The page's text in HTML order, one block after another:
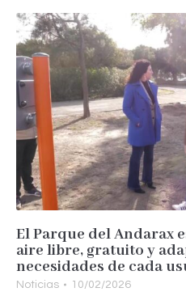
El Parque del Andarax
aire libre, gratuito y
necesidades de cada
Noticias 10/02/2026